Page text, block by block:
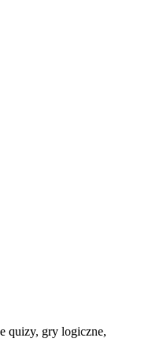
quizy, gry logiczne,